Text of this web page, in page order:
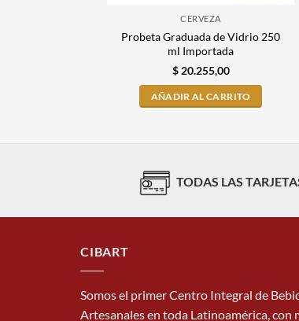
CERVEZA
Probeta Graduada de Vidrio 250
ml Importada
$20.255,00
AÑADIR AL CARRITO
TODAS LAS
CIBART
Somos el primer Centro Integral de
Artesanales en toda Latinoamérica, con